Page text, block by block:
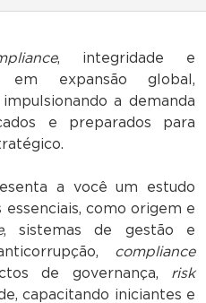
, integridade e
em expansão global,
a demanda
e preparados para
a você um estudo
como origem e
, sistemas de gestão e
compliance
de governança, risk
capacitando iniciantes e